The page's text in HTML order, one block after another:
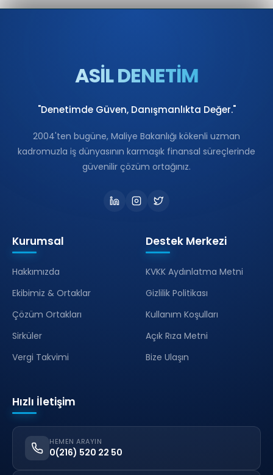
ASİL DENETİM
"Denetimde Güven, Danışmanlıkta Değer."
2004'ten bugüne, Maliye Bakanlığı kökenli uzman
kadromuzla iş dünyasının karmaşık finansal süreçlerinde
güvenilir çözüm ortağınız.
Kurumsal
Hakkımızda
Ekibimiz & Ortaklar
Çözüm Ortakları
Sirküler
Vergi Takvimi
Destek Merkezi
KVKK Aydınlatma Metni
Gizlilik Politikası
Kullanım Koşulları
Açık Rıza Metni
Bize Ulaşın
Hızlı İletişim
HEMEN ARAYIN
0(216) 520 22 50